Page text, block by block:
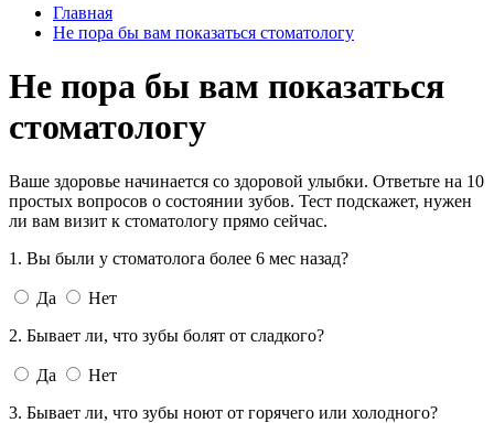
Главная
Не пора бы вам показаться стоматологу
Не пора бы вам показаться
стоматологу
Ваше здоровье начинается со здоровой улыбки. Ответьте на 10
простых вопросов о состоянии зубов. Тест подскажет, нужен
ли вам визит к стоматологу прямо сейчас.
1. Вы были у cтоматолога более 6 мес назад?
Да
Нет
2. Бывает ли, что зубы болят от сладкого?
Да
Нет
3. Бывает ли, что зубы ноют от горячего или холодного?